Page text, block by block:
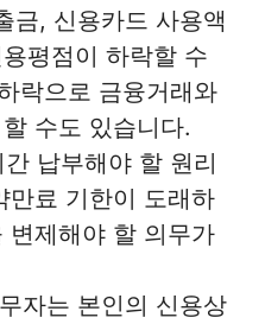
금, 신용카드 사용액
평점이 하락할 수
락으로 금융거래와
수도 있습니다.
납부해야 할 원리
만료 기한이 도래하
변제해야 할 의무가
자는 본인의 신용상